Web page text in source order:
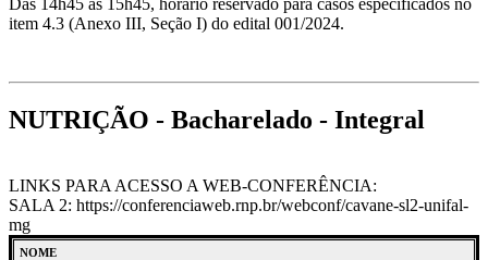
Das 14h45 às 15h45, horário reservado para casos especificados no
item 4.3 (Anexo III, Seção I) do edital 001/2024.
NUTRIÇÃO - Bacharelado - Integral
LINKS PARA ACESSO A WEB-CONFERÊNCIA:
SALA 2: https://conferenciaweb.rnp.br/webconf/cavane-sl2-unifal-
mg
NOME